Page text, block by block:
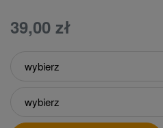
39,00 zł